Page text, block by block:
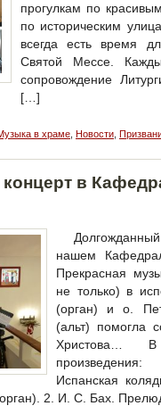
прогулкам по
по историческим
всегда есть время
Святой Мессе.
сопровождение
[…]
в храме Новости
концерт в
нашем
Прекрасная
не только) в
(орган) и о.
(альт) помогла
Христова… В
Испанская
2. И. С. Бах.